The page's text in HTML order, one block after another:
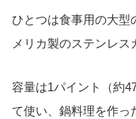
ひとつは食事用の大型
メリカ製のステンレス
容量は1パイント（約
て使い、鍋料理を作っ